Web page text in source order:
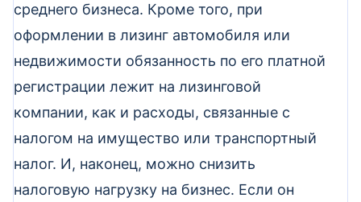
среднего бизнеса. Кроме того, при
оформлении в лизинг автомобиля или
недвижимости обязанность по его платной
регистрации лежит на лизинговой
компании, как и расходы, связанные с
налогом на имущество или транспортный
налог. И, наконец, можно снизить
налоговую нагрузку на бизнес. Если он